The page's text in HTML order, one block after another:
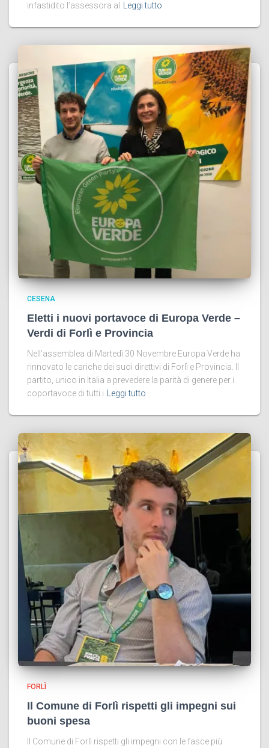
infastidito l’assessora al
Leggi tutto
CESENA
Eletti i nuovi portavoce di Europa Verde –
Verdi di Forlì e Provincia
Nell’assemblea di Martedì 30 Novembre Europa Verde ha
rinnovato le cariche dei suoi direttivi di Forlì e Provincia. Il
partito, unico in Italia a prevedere la parità di genere per i
coportavoce di tutti i
Leggi tutto
FORLÌ
Il Comune di Forlì rispetti gli impegni sui
buoni spesa
Il Comune di Forlì rispetti gli impegni con le fasce più